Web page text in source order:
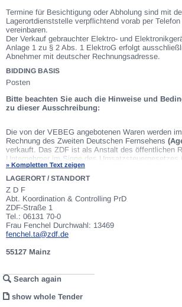
Termine für Besichtigung oder Abholung sind mit
Lagerortdienststelle verpflichtend vorab per
vereinbaren.
Der Verkauf gebrauchter Elektro- und
Anlage 1 zu § 2 Abs. 1 ElektroG erfolgt
Abnehmer mit deutscher Rechnungsadresse.
BIDDING BASIS
Posten
Bitte beachten Sie auch die Hinweise und
zu dieser Ausschreibung:
Die von der VEBEG angebotenen Waren werden
Rechnung des Zweiten Deutschen Fernsehens
verkauft. Das ZDF ist als Anstalt des öffentlichen
Unternehmer im Sinne des Umsatzsteuergesetzes
Einzelheiten zum Zustand der jeweiligen Waren
Lostexten. Insbesondere müssen technische
Verbraucherprodukte i.S. des Geräte- und
ihrer Verwendung instandgesetzt oder
Zusätzlich verweisen wir ausdrücklich auf
Allgemeinen Geschäftsbedingungen
zusätzliche Berechnung der gesetzlichen
» Kompletten Text zeigen
LAGERORT / STANDORT
Z D F
Abt. Koordination & Controlling PrD
ZDF-Straße 1
Tel.: 06131 70-0
Frau Fenchel Durchwahl: 13469
fenchel.ta@zdf.de
55127 Mainz
Search again
show whole Tender